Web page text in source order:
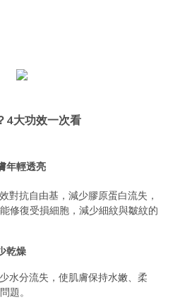
4大功效一次看
年輕透亮
對抗自由基，減少膠原蛋白流失，
修復受損細胞，減少細紋與皺紋的
乾燥
水分流失，使肌膚保持水嫩、柔
題。